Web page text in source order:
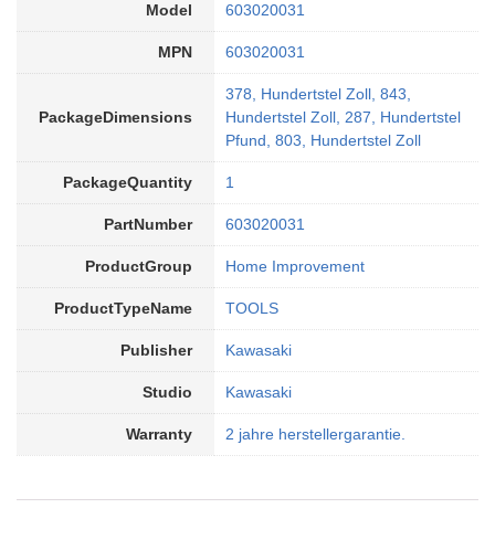
Model 603020031
MPN 603020031
PackageDimensions
378, Hundertstel Zoll, 843,
Hundertstel Zoll, 287, Hundertstel
Pfund, 803, Hundertstel Zoll
PackageQuantity 1
PartNumber 603020031
ProductGroup Home Improvement
ProductTypeName TOOLS
Publisher Kawasaki
Studio Kawasaki
Warranty 2 jahre herstellergarantie.